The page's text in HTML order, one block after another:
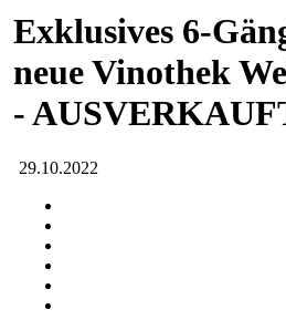
Exklusives 6-
neue Vinothek
-
29.10.2022